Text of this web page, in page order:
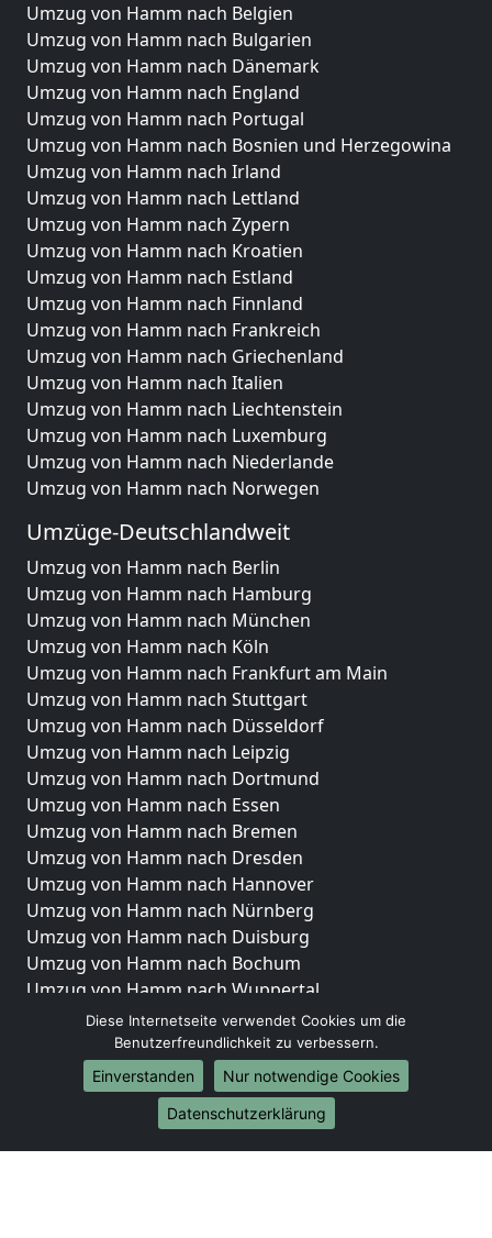
Umzug von Hamm nach Belgien
Umzug von Hamm nach Bulgarien
Umzug von Hamm nach Dänemark
Umzug von Hamm nach England
Umzug von Hamm nach Portugal
Umzug von Hamm nach Bosnien und Herzegowina
Umzug von Hamm nach Irland
Umzug von Hamm nach Lettland
Umzug von Hamm nach Zypern
Umzug von Hamm nach Kroatien
Umzug von Hamm nach Estland
Umzug von Hamm nach Finnland
Umzug von Hamm nach Frankreich
Umzug von Hamm nach Griechenland
Umzug von Hamm nach Italien
Umzug von Hamm nach Liechtenstein
Umzug von Hamm nach Luxemburg
Umzug von Hamm nach Niederlande
Umzug von Hamm nach Norwegen
Umzüge-Deutschlandweit
Umzug von Hamm nach Berlin
Umzug von Hamm nach Hamburg
Umzug von Hamm nach München
Umzug von Hamm nach Köln
Umzug von Hamm nach Frankfurt am Main
Umzug von Hamm nach Stuttgart
Umzug von Hamm nach Düsseldorf
Umzug von Hamm nach Leipzig
Umzug von Hamm nach Dortmund
Umzug von Hamm nach Essen
Umzug von Hamm nach Bremen
Umzug von Hamm nach Dresden
Umzug von Hamm nach Hannover
Umzug von Hamm nach Nürnberg
Umzug von Hamm nach Duisburg
Umzug von Hamm nach Bochum
Umzug von Hamm nach Wuppertal
Umzug von Hamm nach Bielefeld
Umzug von Hamm nach Bonn
Umzug von Hamm nach Münster
Internationale-Umzüge
Umzug von Hamm nach Brasilien
Diese Internetseite verwendet Cookies um die
Benutzerfreundlichkeit zu verbessern.
Einverstanden
Nur notwendige Cookies
Datenschutzerklärung